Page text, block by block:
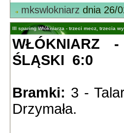
mkswlokniarz dnia 26/
III sparing Włókniarza - trzeci mecz, trzecia
WŁÓKNIARZ
ŚLĄSKI 6:0
Bramki: 3 -
Drzymała.